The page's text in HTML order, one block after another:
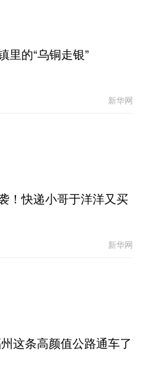
里的“乌铜走银”
新华网
！快递小哥于洋洋又买
新华网
这条高颜值公路通车了